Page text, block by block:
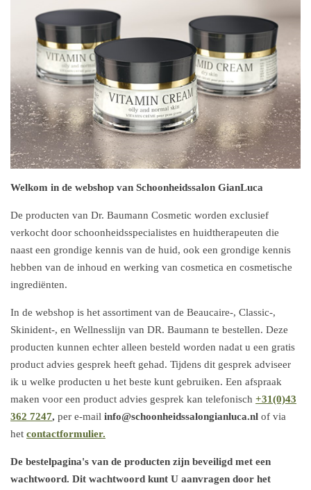
Welkom in de webshop van Schoonheidssalon GianLuca
De producten van Dr. Baumann Cosmetic worden exclusief
verkocht door schoonheidsspecialistes en huidtherapeuten die
naast een grondige kennis van de huid, ook een grondige kennis
hebben van de inhoud en werking van cosmetica en cosmetische
ingrediënten.
In de webshop is het assortiment van de Beaucaire-, Classic-,
Skinident-, en Wellnesslijn van DR. Baumann te bestellen. Deze
producten kunnen echter alleen besteld worden nadat u een gratis
product advies gesprek heeft gehad. Tijdens dit gesprek adviseer
ik u welke producten u het beste kunt gebruiken. Een afspraak
maken voor een product advies gesprek kan telefonisch +31(0)43
362 7247, per e-mail info@schoonheidssalongianluca.nl of via
het contactformulier.
De bestelpagina's van de producten zijn beveiligd met een
wachtwoord. Dit wachtwoord kunt U aanvragen door het